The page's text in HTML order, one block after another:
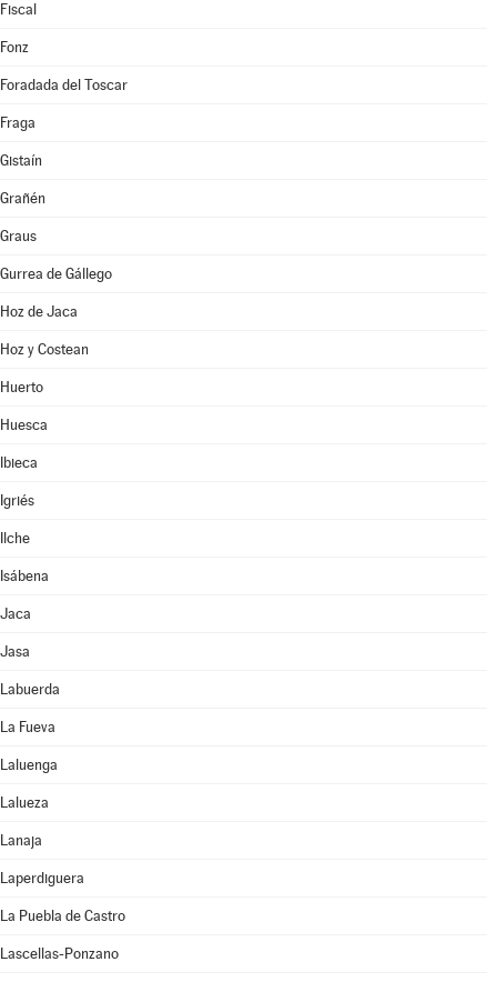
Fiscal
Fonz
Foradada del Toscar
Fraga
Gistaín
Grañén
Graus
Gurrea de Gállego
Hoz de Jaca
Hoz y Costean
Huerto
Huesca
Ibieca
Igriés
Ilche
Isábena
Jaca
Jasa
Labuerda
La Fueva
Laluenga
Lalueza
Lanaja
Laperdiguera
La Puebla de Castro
Lascellas-Ponzano